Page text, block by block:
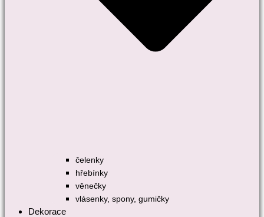
čelenky
hřebínky
věnečky
vlásenky, spony, gumičky
Dekorace